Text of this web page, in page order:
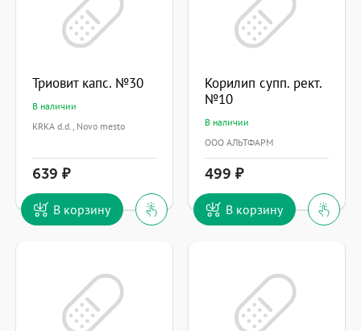
Триовит капс. №30
В наличии
KRKA d.d., Novo mesto
639
В корзину
Корилип супп. рект.
№10
В наличии
ООО АЛЬТФАРМ
499
В корзину